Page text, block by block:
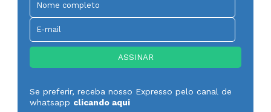
Se preferir, receba nosso Expresso pelo canal de
whatsapp clicando aqui